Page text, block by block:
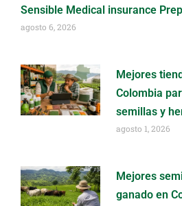
Sensible Medical insurance
agosto 6, 2026
Mejores
Colombia
semillas y
agosto 1, 2026
Mejores
ganado en